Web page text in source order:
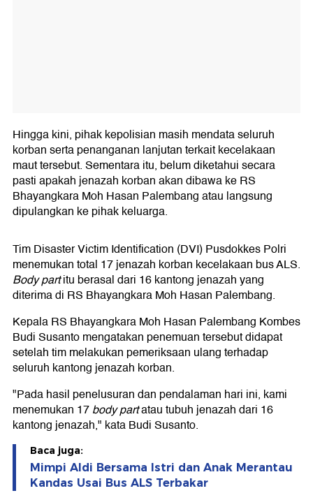
Hingga kini, pihak kepolisian masih mendata seluruh
korban serta penanganan lanjutan terkait kecelakaan
maut tersebut. Sementara itu, belum diketahui secara
pasti apakah jenazah korban akan dibawa ke RS
Bhayangkara Moh Hasan Palembang atau langsung
dipulangkan ke pihak keluarga.
Tim Disaster Victim Identification (DVI) Pusdokkes Polri
menemukan total 17 jenazah korban kecelakaan bus ALS.
Body partitu berasal dari 16 kantong jenazah yang
diterima di RS Bhayangkara Moh Hasan Palembang.
Kepala RS Bhayangkara Moh Hasan Palembang Kombes
Budi Susanto mengatakan penemuan tersebut didapat
setelah tim melakukan pemeriksaan ulang terhadap
seluruh kantong jenazah korban.
"Pada hasil penelusuran dan pendalaman hari ini, kami
menemukan 17body partatau tubuh jenazah dari 16
kantong jenazah," kata Budi Susanto.
Baca juga:
Mimpi Aldi Bersama Istri dan Anak Merantau
Kandas Usai Bus ALS Terbakar